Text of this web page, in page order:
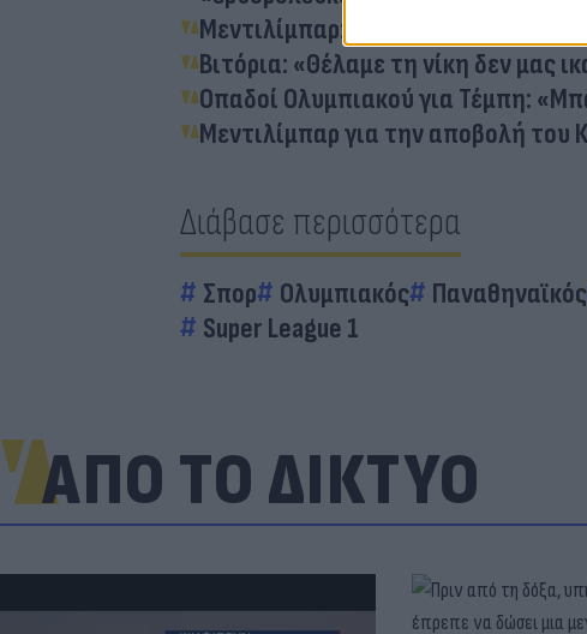
Μεντιλίμπαρ: «Αξίζαμε τους τρεις
Βιτόρια: «Θέλαμε τη νίκη δεν μας
Οπαδοί Ολυμπιακού για Τέμπη:
Μεντιλίμπαρ για την αποβολή
Διάβασε περισσότερα
Σπορ Ολυμπιακός Παναθηναϊκός
Super League 1
ΑΠΟ ΤΟ ΔΙΚΤΥΟ